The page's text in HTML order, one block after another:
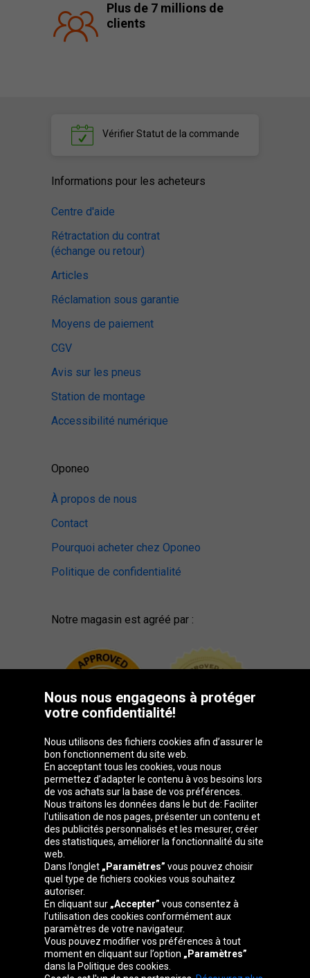
Plus de 7 millions de
clients
VérifierStatut de la commande
Informations pour les acheteurs
Centre d'aide
Rétractation du contrat
(échange ou retour)
Articles
Réclamation sous garantie
Moyens de paiement
CGV
Avis sur les pneus
Station de montage
Accessibilité numérique
Oponeo
À propos de nous
Contact
Pourquoi acheter chez Oponeo
Politique de confidentialité
Notre magasin est agréé par :
Groupe Oponeo
Česká
republika
Deutschland Éire España
France Italia Magyarország Nederland
Nous nous engageons à protéger
votre confidentialité!
Nous utilisons des fichiers cookies afin d’assurer le
bon fonctionnement du site web.
En acceptant tous les cookies, vous nous
permettez d’adapter le contenu à vos besoins lors
de vos achats sur la base de vos préférences.
Nous traitons les données dans le but de: Faciliter
l'utilisation de nos pages, présenter un contenu et
des publicités personnalisés et les mesurer, créer
des statistiques, améliorer la fonctionnalité du site
web.
Dans l’onglet „Paramètres” vous pouvez choisir
quel type de fichiers cookies vous souhaitez
autoriser.
En cliquant sur „Accepter” vous consentez à
l’utilisation des cookies conformément aux
paramètres de votre navigateur.
Vous pouvez modifier vos préférences à tout
moment en cliquant sur l’option „Paramètres”
dans la Politique des cookies.